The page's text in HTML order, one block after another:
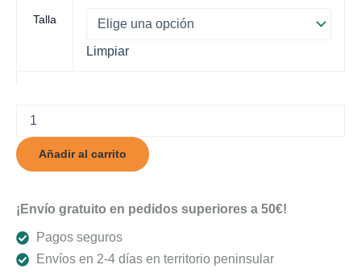
Talla
Limpiar
cantidad
Añadir al carrito
¡Envío gratuito en pedidos superiores a 50€!
Pagos seguros
Envíos en 2-4 días en territorio peninsular